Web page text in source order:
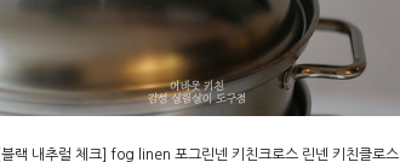
[블랙 내추럴 체크] fog linen 포그린넨 키친크로스 린넨 키친클로스